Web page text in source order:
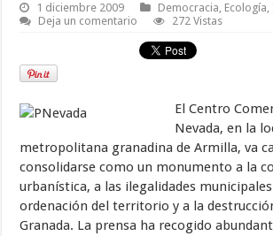
1 diciembre 2009 Democracia, Ecología,
Deja un comentario
272 Vistas
El Centro
Nevada, en la
metropolitana granadina de Armilla, va
consolidarse como un monumento a la
urbanística, a las ilegalidades
ordenación del territorio y a la
Granada. La prensa ha recogido